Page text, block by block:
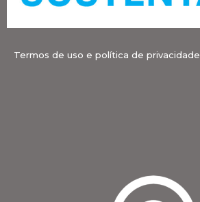
Termos de uso e política de privacidade